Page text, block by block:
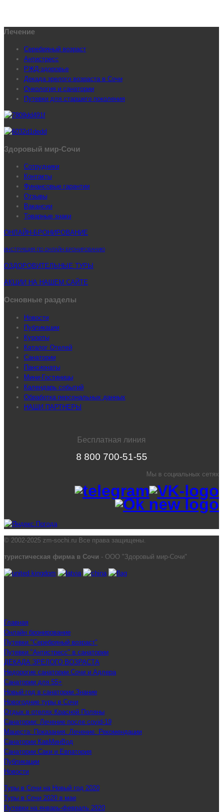
Лечение
Серебряный возраст
Антистресс
РЖД-здоровье
Декада зрелого возраста в Сочи
Онкология и санатории
Путевки для старшего поколения
Здоровый мир-Сочи
Сотрудники
Контакты
Финансовые гарантии
Отзывы
Вакансии
Товарные знаки
ОНЛАЙН-БРОНИРОВАНИЕ
ИНСТРУКЦИЯ ПО ОНЛАЙН-БРОНИРОВАНИЮ
ОЗДОРОВИТЕЛЬНЫЕ ТУРЫ
АКЦИИ НА НАШЕМ САЙТЕ
Основные разделы
Новости
Публикации
Курорты
Каталог Отелей
Санатории
Пансионаты
Мини-Гостиницы
Календарь событий
Обработка персональных данных
НАШИ ПАРТНЕРЫ
Бесплатная линия
8 800 700-51-55
Мы в социальных сетях
© 2002-2025 zm-sochi.ru Все права защищены.
туристическая фирма в Сочи - ООО "Здоровый мир-Сочи"
Главная
Онлайн бронирование
Путевки "Серебряный возраст"
Путевки "Антистресс" в санатории
ДЕКАДА ЗРЕЛОГО ВОЗРАСТА
Недорогие санатории Сочи и Адлера
Санатории для 55+
Новый год в санатории Знание
Новогодние туры в Сочи
Отдых в отелях Красной Поляны
Санатории: Лечение после covid-19
Мацеста: Показания. Лечение. Рекомендации
Санатории КавМинВод
Санатории Саки и Евпатория
Публикации
Новости
Туры в Сочи на Новый год 2020
Туры в Сочи 2020 в мае
Путевки на январь-февраль 2020